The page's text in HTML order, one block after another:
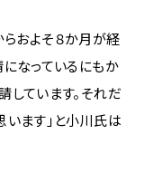
らおよそ８か月が経
になっているにもか
しています。それだ
います」と小川氏は